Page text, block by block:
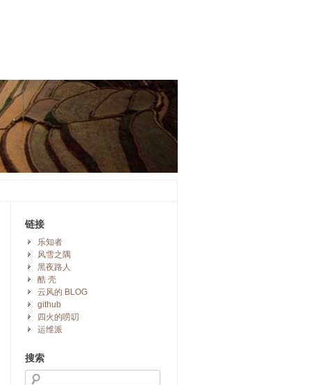
链接
乐知者
风雪之隅
黑夜路人
酷 壳
云风的 BLOG
github
四火的唠叨
运维派
搜索